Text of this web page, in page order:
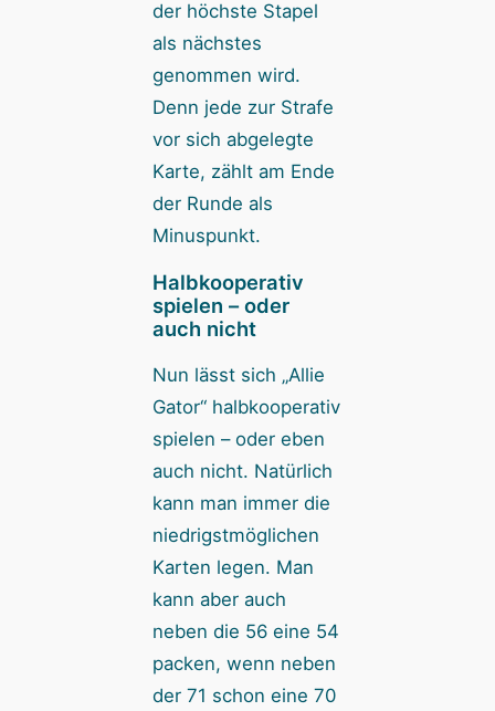
der höchste Stapel
als nächstes
genommen wird.
Denn jede zur Strafe
vor sich abgelegte
Karte, zählt am Ende
der Runde als
Minuspunkt.
Halbkooperativ
spielen – oder
auch nicht
Nun lässt sich „Allie
Gator“ halbkooperativ
spielen – oder eben
auch nicht. Natürlich
kann man immer die
niedrigstmöglichen
Karten legen. Man
kann aber auch
neben die 56 eine 54
packen, wenn neben
der 71 schon eine 70